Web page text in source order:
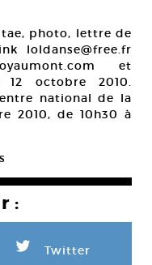
photo, lettre de
loldanse@free.fr
et
12 octobre 2010.
national de la
2010, de 10h30 à
:
L Twitter